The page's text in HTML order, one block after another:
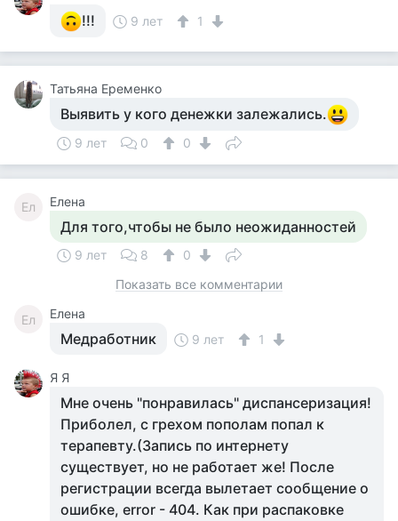
!!! 9 лет 1
Татьяна Еременко
Выявить у кого денежки залежались.
9 лет 0 0
Ел Елена
Для того,чтобы не было неожиданностей
9 лет 8
0
Показать все комментарии
Ел Елена
Медработник 9 лет 1
Я Я
Мне очень "понравилась" диспансеризация!
Приболел, с грехом пополам попал к
терапевту.(Запись по интернету
существует, но не работает же! После
регистрации всегда вылетает сообщение о
ошибке, error - 404. Как при распаковке